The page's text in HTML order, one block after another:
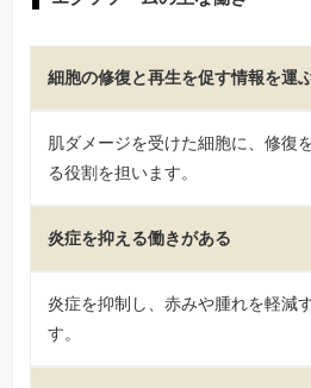
細胞の修復と再生を促す情報を運
肌ダメージを受けた細胞に、修復
る役割を担います。
炎症を抑える働きがある
炎症を抑制し、赤みや腫れを軽減
す。